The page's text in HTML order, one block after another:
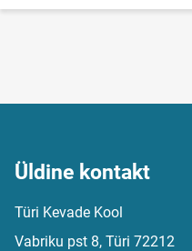
Üldine kontakt
Türi Kevade Kool
Vabriku pst 8, Türi 72212